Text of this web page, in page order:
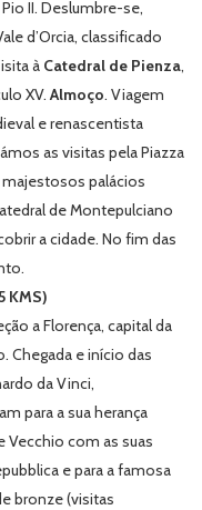
II. Deslumbre-se,
d’Orcia, classificado
à Catedral de Pienza,
XV.Almoço. Viagem
e renascentista
as visitas pelaPiazza
majestosos palácios
de Montepulciano
a cidade. No fim das
KMS)
a Florença, capital da
Chegada e início das
da Vinci,
para a sua herança
Vecchio com as suas
e para a famosa
bronze (visitas